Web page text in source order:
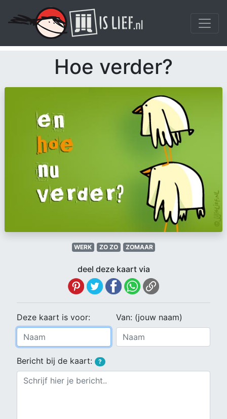
Hoe verder?
WERK ZO ZO ZOMAAR
deel deze kaart via
Deze kaart is voor: Van: (jouw naam)
Bericht bij de kaart: ?